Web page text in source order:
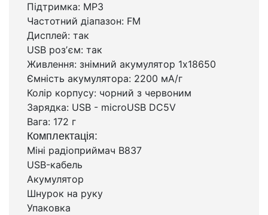
Підтримка: MP3
Частотний діапазон: FM
Дисплей: так
USB розʼєм: так
Живлення: знімний акумулятор 1х18650
Ємність акумулятора: 2200 мА/г
Колір корпусу: чорний з червоним
Зарядка: USB - microUSB DC5V
Вага: 172 г
Комплектація:
Міні радіоприймач B837
USB-кабель
Акумулятор
Шнурок на руку
Упаковка